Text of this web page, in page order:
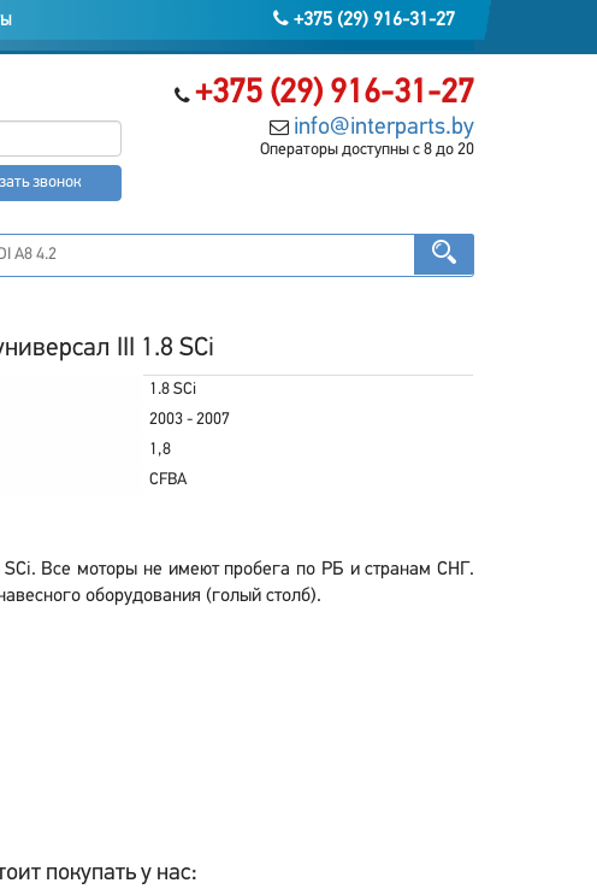
+375 (29) 916-31-27
+375 (29) 916-31-27
info@interparts.by
Операторы доступны с 8 до 20
звонок
III 1.8 SCi
1.8 SCi
2003 - 2007
1,8
CFBA
Все моторы не имеют пробега по РБ и странам СНГ.
оборудования (голый столб).
покупать у нас: